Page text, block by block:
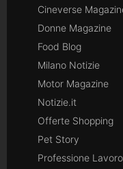
Cineverse
Donne Magazine
Food Blog
Milano Notizie
Motor Magazine
Notizie.it
Offerte Shopping
Pet Story
Professione Lavoro